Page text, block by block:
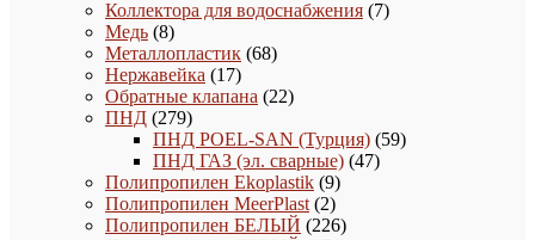
товаров
Коллектора для водоснабжения 77
Медь 88
товаров
Металлопластик 6868
Нержавейка 1717
товаров
Обратные клапана 2222
ПНД 279279
товаров
ПНД POEL-SAN (Турция) 5959
ПНД ГАЗ (эл. сварные) 4747
Полипропилен Ekoplastik 99
товаров
Полипропилен MeerPlast 22
товара
Полипропилен БЕЛЫЙ 226226